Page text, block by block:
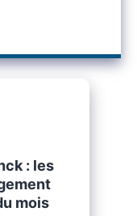
: les
mois